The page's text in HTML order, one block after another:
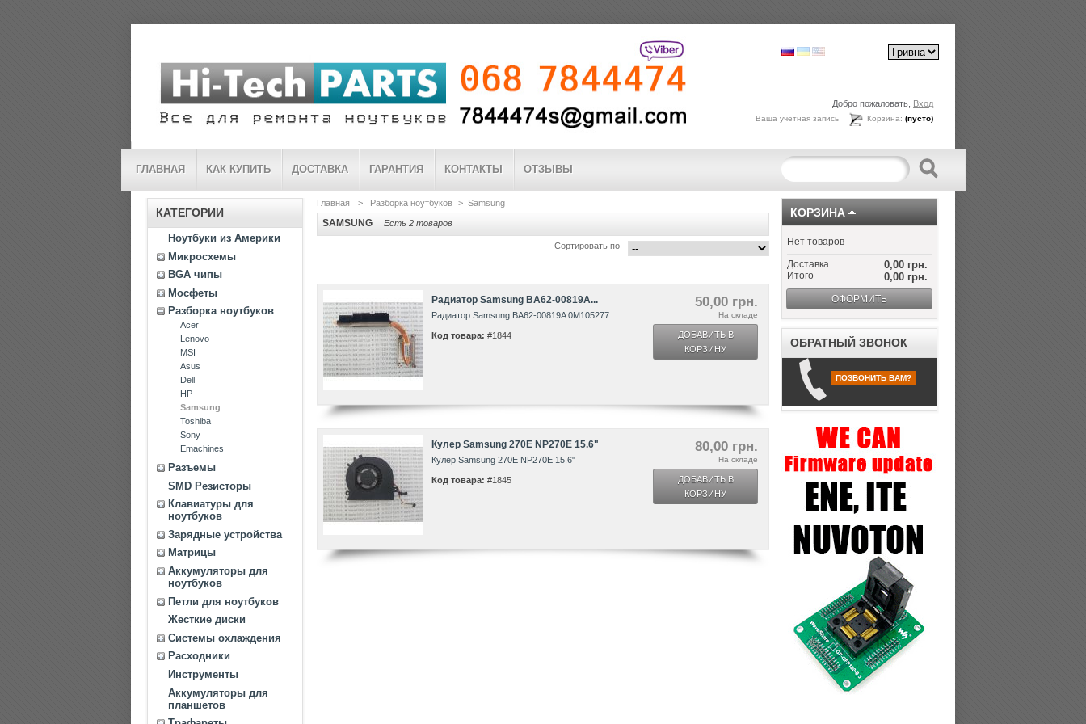
Добро пожаловать, Вход
Корзина:(пусто)
Ваша учетная запись
ГЛАВНАЯ КАК КУПИТЬ ДОСТАВКА ГАРАНТИЯ КОНТАКТЫ ОТЗЫВЫ
КАТЕГОРИИ
Ноутбуки из Америки
Микросхемы
BGA чипы
Мосфеты
Разборка ноутбуков
Acer
Lenovo
MSI
Asus
Dell
HP
Samsung
Toshiba
Sony
Emachines
Разъемы
SMD Резисторы
Клавиатуры для
ноутбуков
Зарядные устройства
Матрицы
Аккумуляторы для
ноутбуков
Петли для ноутбуков
Жесткие диски
Системы охлаждения
Расходники
Инструменты
Аккумуляторы для
планшетов
Главная > Разборка ноутбуков > Samsung
SAMSUNG Есть 2 товаров
Сортировать по
Радиатор Samsung BA62-00819A...
Радиатор Samsung BA62-00819A 0M105277
Код товара: #1844
50,00 грн.
На складе
ДОБАВИТЬ В
КОРЗИНУ
Кулер Samsung 270E NP270E 15.6"
Кулер Samsung 270E NP270E 15.6"
Код товара: #1845
80,00 грн.
На складе
ДОБАВИТЬ В
КОРЗИНУ
КОРЗИНА
Нет товаров
0,00 грн.
Доставка
0,00 грн.
Итого
ОФОРМИТЬ
ОБРАТНЫЙ ЗВОНОК
ПОЗВОНИТЬ ВАМ?